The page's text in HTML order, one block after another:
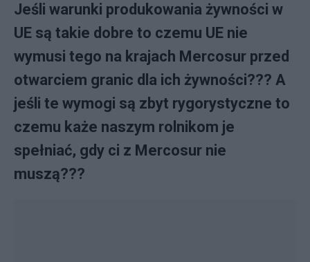
Jeśli warunki produkowania żywności w
UE są takie dobre to czemu UE nie
wymusi tego na krajach Mercosur przed
otwarciem granic dla ich żywności??? A
jeśli te wymogi są zbyt rygorystyczne to
czemu każe naszym rolnikom je
spełniać, gdy ci z Mercosur nie
muszą???